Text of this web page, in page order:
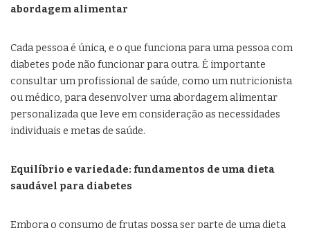
abordagem alimentar
Cada pessoa é única, e o que funciona para uma pessoa com
diabetes pode não funcionar para outra. É importante
consultar um profissional de saúde, como um nutricionista
ou médico, para desenvolver uma abordagem alimentar
personalizada que leve em consideração as necessidades
individuais e metas de saúde.
Equilíbrio e variedade: fundamentos de uma dieta
saudável para diabetes
Embora o consumo de frutas possa ser parte de uma dieta